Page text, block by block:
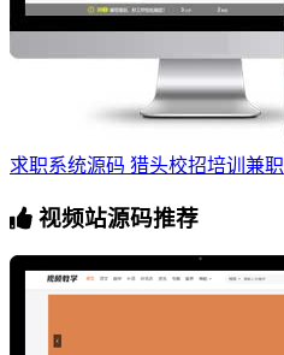
求职系统源码 猎头校招培训兼职
视频站源码推荐